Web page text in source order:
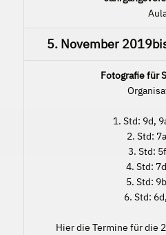
5. November 2019
Fotografie für
1. Std: 9d,
2. Std:
3. Std:
4. Std:
5. Std:
6. Std:
Hier die Termine für die